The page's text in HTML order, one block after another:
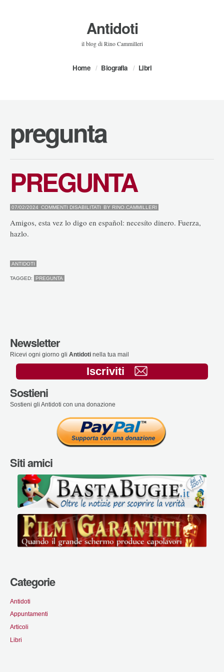
Antidoti
il blog di Rino Cammilleri
Home Biografia Libri
pregunta
PREGUNTA
07/02/2024 COMMENTI DISABILITATI SU
BY RINO.CAMMILLERI
Amigos, esta vez lo digo en español: necesíto dinero. Fuerza,
hazlo.
ANTIDOTI
TAGGED: PREGUNTA
Newsletter
Ricevi ogni giorno gli Antidoti nella tua mail
Iscriviti
Sostieni
Sostieni gli Antidoti con una donazione
Siti amici
Categorie
Antidoti
Appuntamenti
Articoli
Libri